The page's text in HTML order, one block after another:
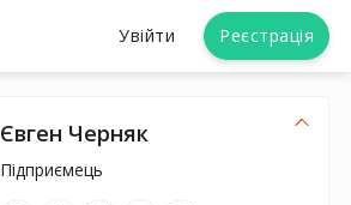
Увійти Реєстрація
Євген Черняк
Підприємець